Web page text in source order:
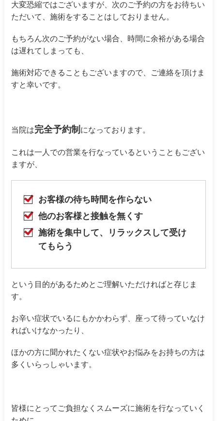
大変恐縮ではございますが、次のご予約の方をお待ちい
ただいて、施術をすることはしておりません。
もちろん次のご予約がない場合、時間に余裕がある場合
は遅れてしまっても、
施術対応できることもございますので、ご連絡を頂けま
すと幸いです。
当院は完全予約制 になっております。
これは一人での営業を行なっているということもござい
ますが、
お客様の待ち時間を作らない
他のお客様と接触を無くす
施術を集中して、リラックスして受け
てもらう
という目的があるためとご理解いただければと存じま
す。
お辛い症状でいるにもかかわらず、座って待っていなけ
ればいけなかったり、
ほかの方に聞かれたくない症状やお悩みをお持ちの方は
多くいらっしゃいます。
皆様にとってご負担なくスムーズに施術を行なっていく